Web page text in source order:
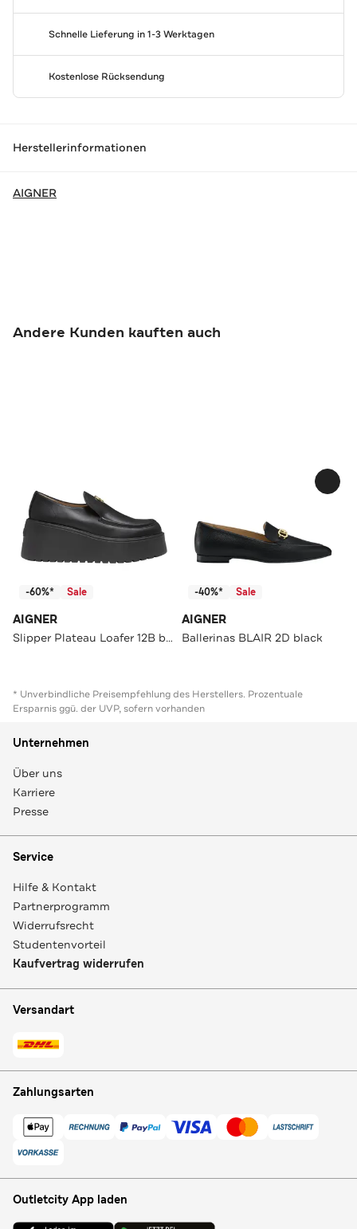
Schnelle Lieferung in 1-3 Werktagen
Kostenlose Rücksendung
Herstellerinformationen
AIGNER
Andere Kunden kauften auch
-60%* Sale
AIGNER
Slipper Plateau Loafer 12B black
-40%* Sale
AIGNER
Ballerinas BLAIR 2D black
* Unverbindliche Preisempfehlung des Herstellers. Prozentuale
Ersparnis ggü. der UVP, sofern vorhanden
Unternehmen
Über uns
Karriere
Presse
Service
Hilfe & Kontakt
Partnerprogramm
Widerrufsrecht
Studentenvorteil
Kaufvertrag widerrufen
Versandart
Zahlungsarten
Outletcity App laden